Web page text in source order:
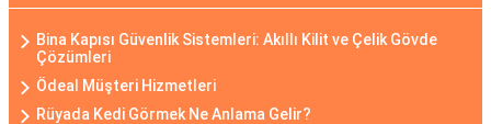
Bina Kapısı Güvenlik Sistemleri: Akıllı Kilit ve Çelik Gövde
Çözümleri
Ödeal Müşteri Hizmetleri
Rüyada Kedi Görmek Ne Anlama Gelir?